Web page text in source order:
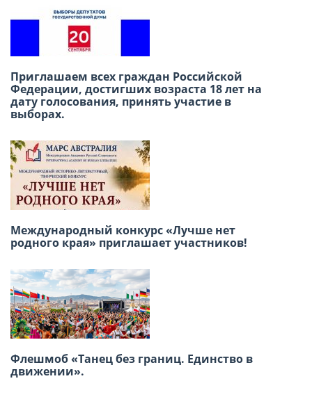
Приглашаем всех граждан Российской
Федерации, достигших возраста 18 лет на
дату голосования, принять участие в
выборах.
Международный конкурс «Лучше нет
родного края» приглашает участников!
Флешмоб «Танец без границ. Единство в
движении».
В честь Международного дня дружбы
приглашаем вас провести субботний день в
Русском доме в Лиме!
соотечественников стран Латинской
Америки
Заседание ВКС россйских
соотечественников16-17 июня, г. Москва